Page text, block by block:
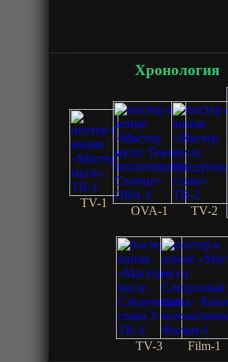
Хронология
TV-1
OVA-1
TV-2
TV-3 Film-1